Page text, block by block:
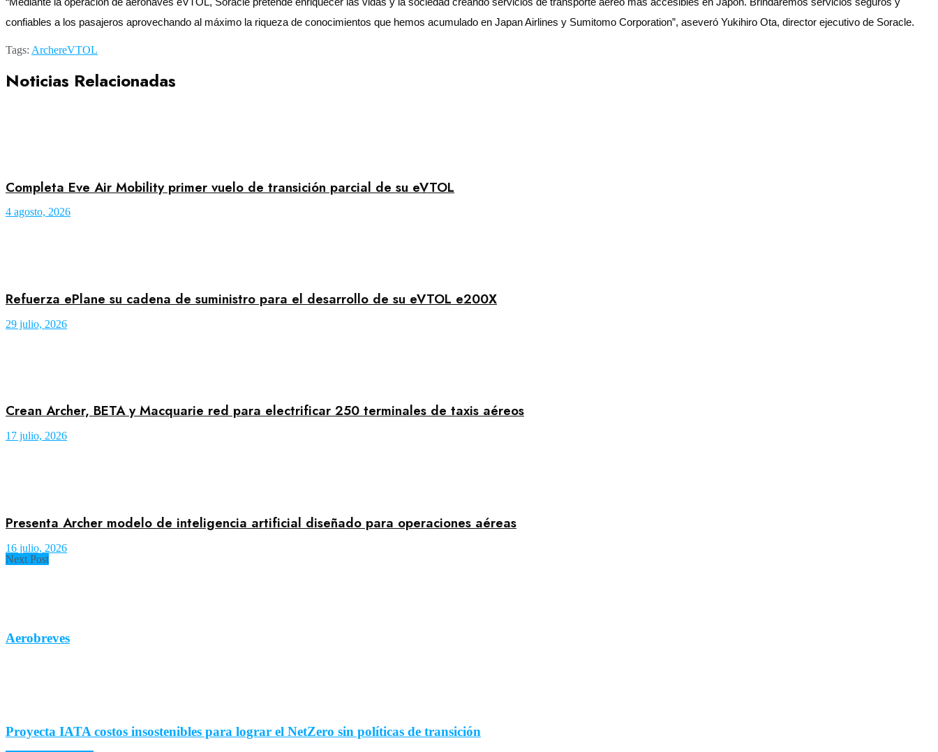
confiables a los pasajeros aprovechando al máximo la riqueza de conocimientos que hemos acumulado en Japan Airlines y Sumitomo Corporation”, aseveró Yukihiro Ota, director ejecutivo de Soracle.
Tags: ArchereVTOL
Noticias Relacionadas
Completa Eve Air Mobility primer vuelo de transición parcial de su eVTOL
4 agosto, 2026
Refuerza ePlane su cadena de suministro para el desarrollo de su eVTOL e200X
29 julio, 2026
Crean Archer, BETA y Macquarie red para electrificar 250 terminales de taxis aéreos
17 julio, 2026
Presenta Archer modelo de inteligencia artificial diseñado para operaciones aéreas
16 julio, 2026
Next Post
Aerobreves
Proyecta IATA costos insostenibles para lograr el NetZero sin políticas de transición